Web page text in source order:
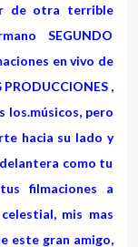
de otra terrible
SEGUNDO
en vivo de
,
los.músicos, pero
hacia su lado y
como tu
filmaciones a
mis mas
este gran amigo,